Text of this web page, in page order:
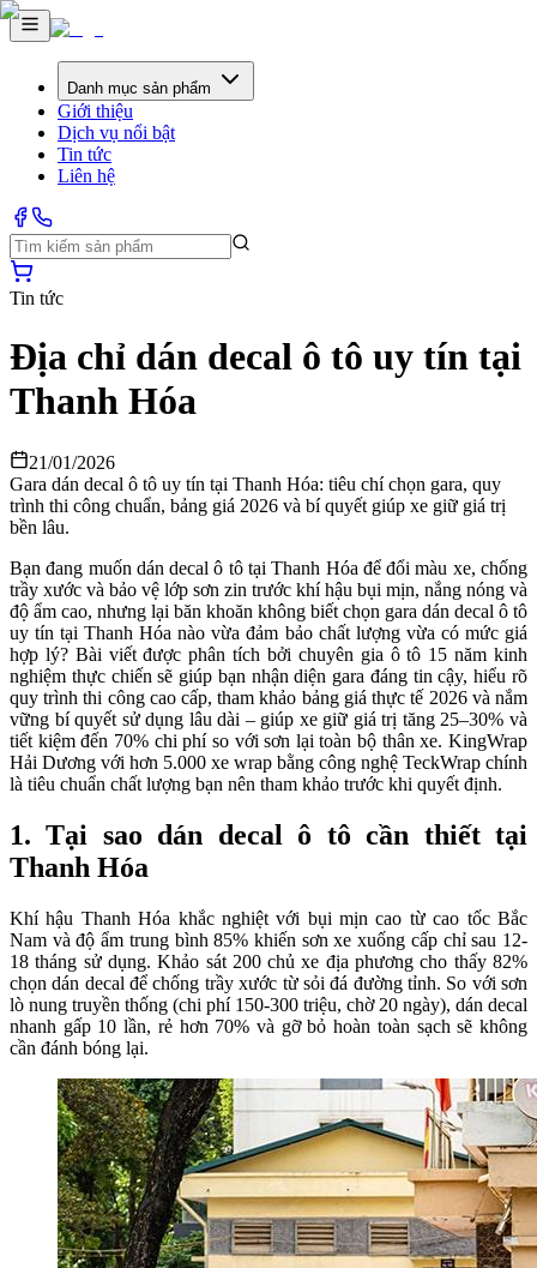
Danh mục sản phẩm
Giới thiệu
Dịch vụ nổi bật
Tin tức
Liên hệ
Tin tức
Địa chỉ dán decal ô tô uy tín tại
Thanh Hóa
21/01/2026
Gara dán decal ô tô uy tín tại Thanh Hóa: tiêu chí chọn gara, quy
trình thi công chuẩn, bảng giá 2026 và bí quyết giúp xe giữ giá trị
bền lâu.
Bạn đang muốn dán decal ô tô tại Thanh Hóa để đổi màu xe, chống
trầy xước và bảo vệ lớp sơn zin trước khí hậu bụi mịn, nắng nóng và
độ ẩm cao, nhưng lại băn khoăn không biết chọn gara dán decal ô tô
uy tín tại Thanh Hóa nào vừa đảm bảo chất lượng vừa có mức giá
hợp lý? Bài viết được phân tích bởi chuyên gia ô tô 15 năm kinh
nghiệm thực chiến sẽ giúp bạn nhận diện gara đáng tin cậy, hiểu rõ
quy trình thi công cao cấp, tham khảo bảng giá thực tế 2026 và nắm
vững bí quyết sử dụng lâu dài – giúp xe giữ giá trị tăng 25–30% và
tiết kiệm đến 70% chi phí so với sơn lại toàn bộ thân xe. KingWrap
Hải Dương với hơn 5.000 xe wrap bằng công nghệ TeckWrap chính
là tiêu chuẩn chất lượng bạn nên tham khảo trước khi quyết định.
1. Tại sao dán decal ô tô cần thiết tại
Thanh Hóa
Khí hậu Thanh Hóa khắc nghiệt với bụi mịn cao từ cao tốc Bắc
Nam và độ ẩm trung bình 85% khiến sơn xe xuống cấp chỉ sau 12-
18 tháng sử dụng. Khảo sát 200 chủ xe địa phương cho thấy 82%
chọn dán decal để chống trầy xước từ sỏi đá đường tỉnh. So với sơn
lò nung truyền thống (chi phí 150-300 triệu, chờ 20 ngày), dán decal
nhanh gấp 10 lần, rẻ hơn 70% và gỡ bỏ hoàn toàn sạch sẽ không
cần đánh bóng lại.​